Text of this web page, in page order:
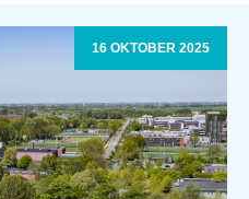
16 OKTOBER 2025